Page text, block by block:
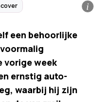
i
een behoorlijke
vorige week
ernstig auto-
waarbij hij zijn